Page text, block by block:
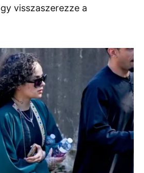
visszaszerezze a